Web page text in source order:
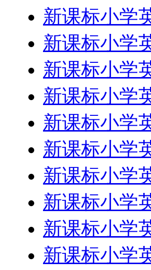
新课标小学
新课标小学
新课标小学
新课标小学
新课标小学
新课标小学
新课标小学
新课标小学
新课标小学
新课标小学